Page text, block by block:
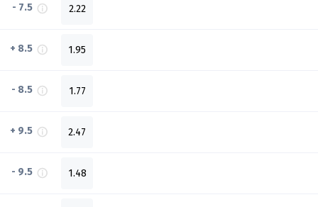
- 7.5 2.22
+ 8.5 1.95
- 8.5 1.77
+ 9.5 2.47
- 9.5 1.48